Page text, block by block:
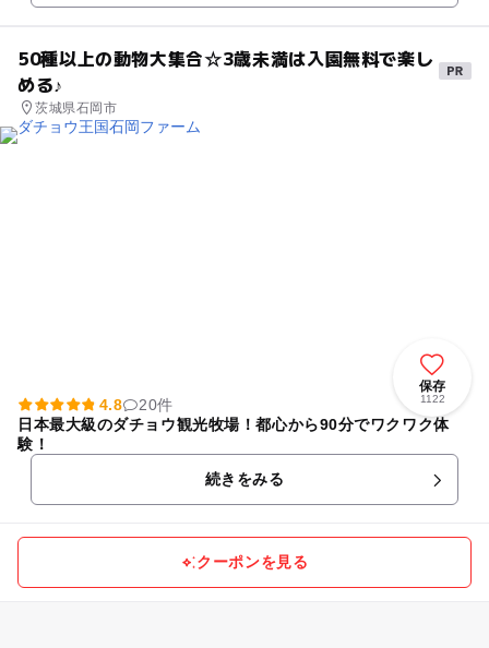
50種以上の動物大集合☆3歳未満は入園無料で楽し
める♪
茨城県石岡市
保存
1122
4.8
20件
日本最大級のダチョウ観光牧場！都心から90分でワクワク体
験！
続きをみる
クーポンを見る